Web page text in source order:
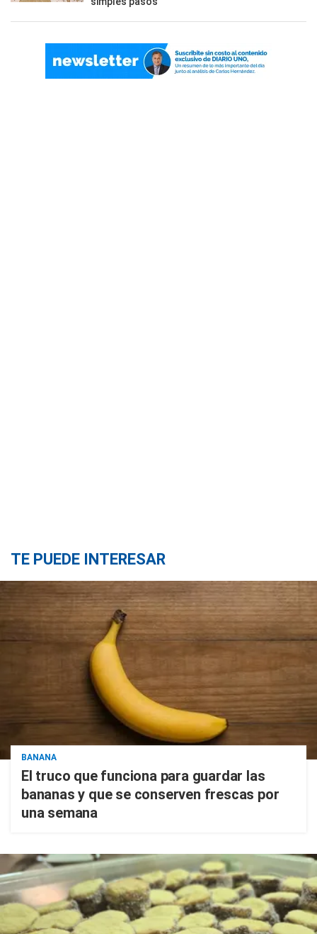
TE PUEDE INTERESAR
BANANA
El truco que funciona para guardar las
bananas y que se conserven frescas por
una semana